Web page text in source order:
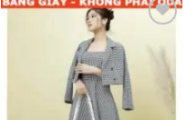
wishlist